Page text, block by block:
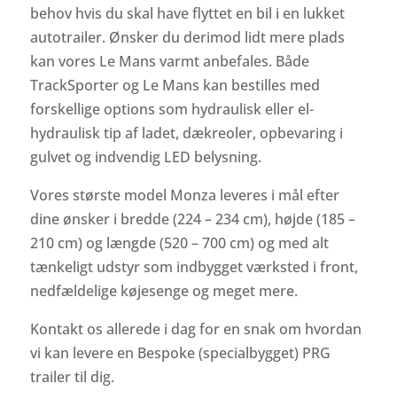
behov hvis du skal have flyttet en bil i en lukket
autotrailer. Ønsker du derimod lidt mere plads
kan vores Le Mans varmt anbefales. Både
TrackSporter og Le Mans kan bestilles med
forskellige options som hydraulisk eller el-
hydraulisk tip af ladet, dækreoler, opbevaring i
gulvet og indvendig LED belysning.
Vores største model Monza leveres i mål efter
dine ønsker i bredde (224 – 234 cm), højde (185 –
210 cm) og længde (520 – 700 cm) og med alt
tænkeligt udstyr som indbygget værksted i front,
nedfældelige køjesenge og meget mere.
Kontakt os allerede i dag for en snak om hvordan
vi kan levere en Bespoke (specialbygget) PRG
trailer til dig.